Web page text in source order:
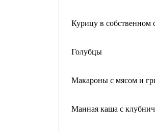
Курицу в собственном
Голубцы
Макароны с мясом и
Манная каша с